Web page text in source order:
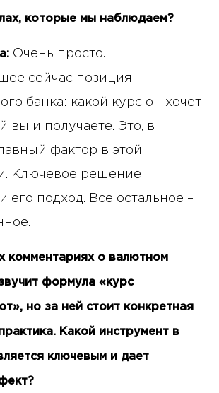
которые мы наблюдаем?
Очень просто.
сейчас позиция
банка: какой курс он хочет
вы и получаете. Это, в
фактор в этой
Ключевое решение
его подход. Все остальное –
комментариях о валютном
формула «курс
но за ней стоит конкретная
Какой инструмент в
ключевым и дает